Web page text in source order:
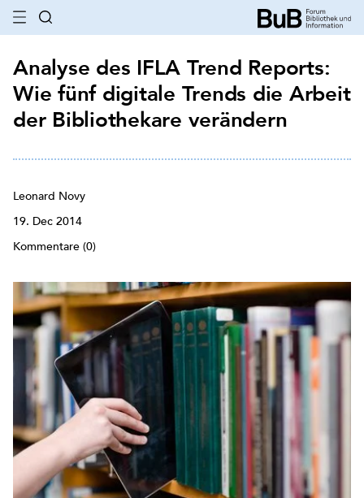
Analyse des IFLA Trend Reports:
Wie fünf digitale Trends die Arbeit
der Bibliothekare verändern
Leonard Novy
19. Dec 2014
Kommentare (0)